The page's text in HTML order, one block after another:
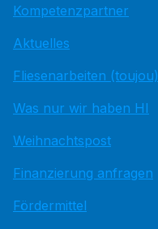
Kompetenzpartner
Aktuelles
Fliesenarbeiten (toujou)
Was nur wir haben HI
Weihnachtspost
Finanzierung anfragen
Fördermittel